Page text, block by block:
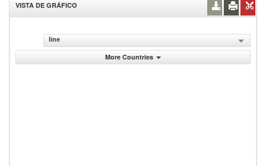
VISTA DE GRÁFICO
line
More Countries